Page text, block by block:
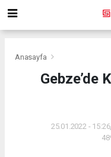
Anasayfa
Gebze’de
25.01.2022 -